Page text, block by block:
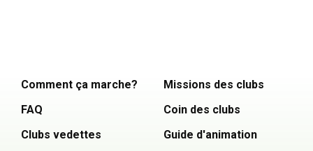
Comment ça marche?
FAQ
Clubs vedettes
Missions des clubs
Coin des clubs
Guide d'animation